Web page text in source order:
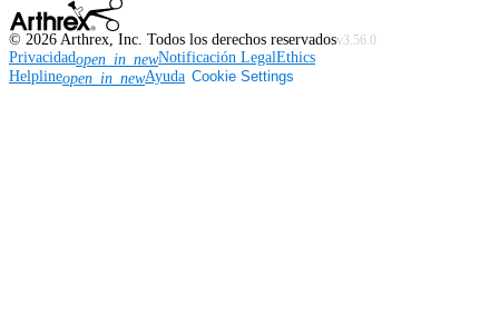
© 2026 Arthrex, Inc. Todos los derechos reservadosv3.56.0
Privacidadopen_in_newNotificación LegalEthics
Helplineopen_in_newAyuda Cookie Settings